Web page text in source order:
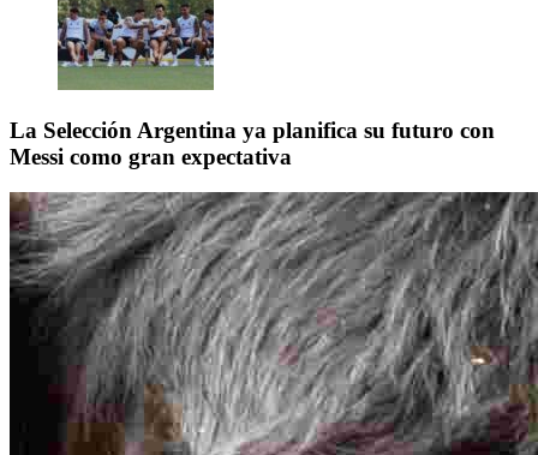
La Selección Argentina ya planifica su futuro con
Messi como gran expectativa